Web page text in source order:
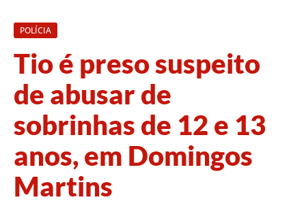
POLÍCIA
Tio é preso suspeito
de abusar de
sobrinhas de 12 e 13
anos, em Domingos
Martins